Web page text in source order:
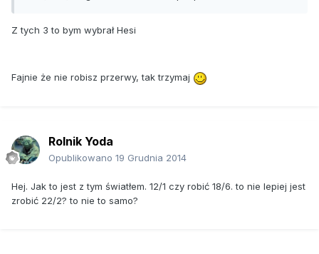
Z tych 3 to bym wybrał Hesi
Fajnie że nie robisz przerwy, tak trzymaj
Rolnik Yoda
Opublikowano 19 Grudnia 2014
Hej. Jak to jest z tym światłem. 12/1 czy robić 18/6. to nie lepiej jest
zrobić 22/2? to nie to samo?